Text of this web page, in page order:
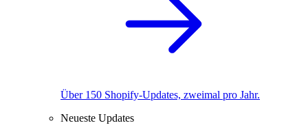
Über 150 Shopify-Updates, zweimal pro Jahr.
Neueste Updates